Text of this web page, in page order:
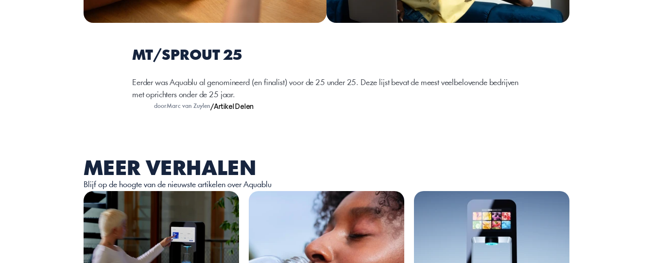
MT/SPROUT 25
Eerder was Aquablu al genomineerd (en finalist) voor de 25 under 25. Deze lijst bevat de meest veelbelovende bedrijven
met oprichters onder de 25 jaar.
doorMarc van Zuylen/Artikel Delen
MEER VERHALEN
Blijf op de hoogte van de nieuwste artikelen over Aquablu